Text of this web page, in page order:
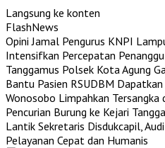
Langsung ke konten
FlashNews
Opini Jamal Pengurus KNPI
Intensifkan Percepatan
Tanggamus Polsek Kota Agung
Bantu Pasien RSUDBM
Wonosobo Limpahkan Tersangka
Pencurian Burung ke Kejari
Lantik Sekretaris Disdukcapil,
Pelayanan Cepat dan Humanis